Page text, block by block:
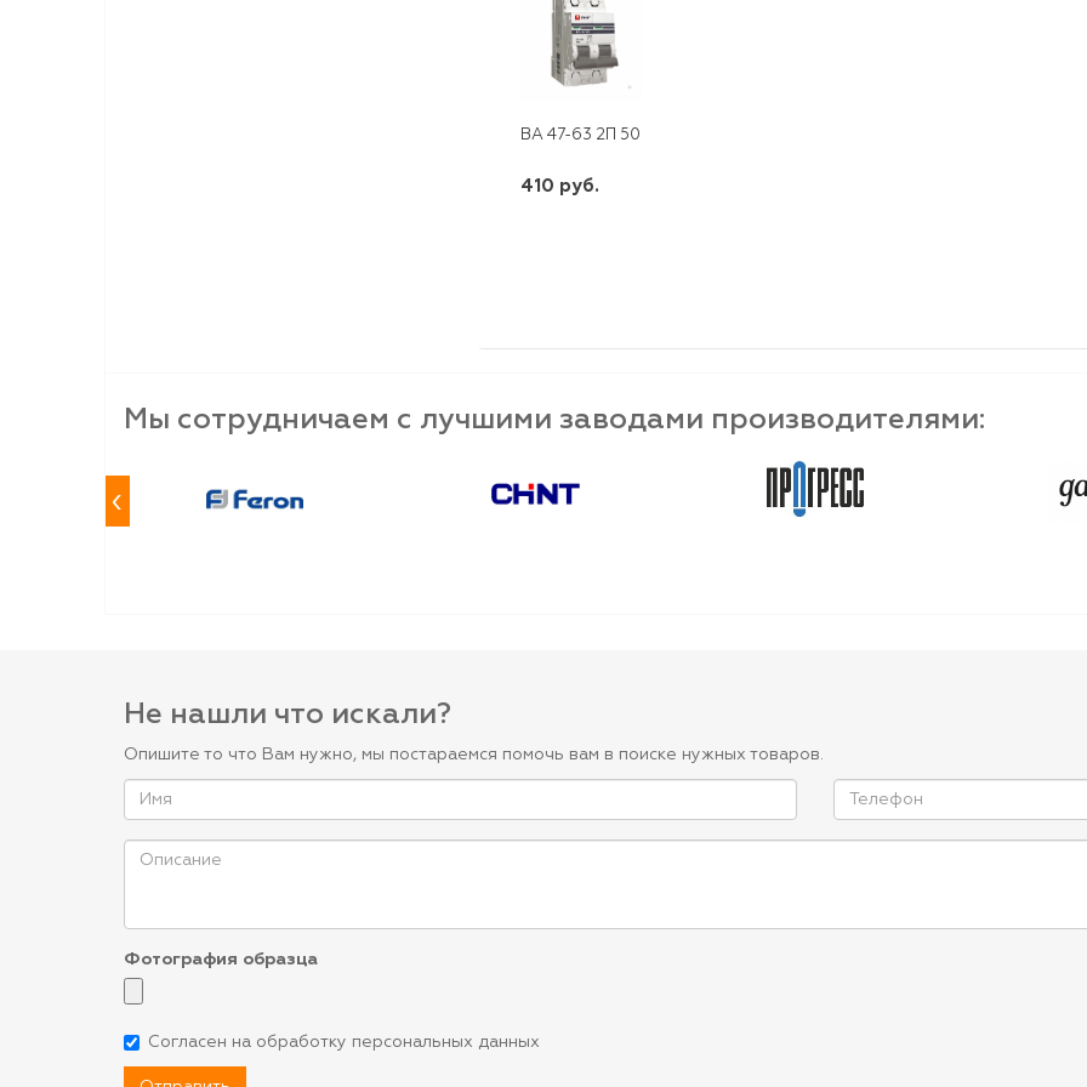
ВА 47-63 2П 50 А "С" PROXIMA EKF
410 руб.
Мы сотрудничаем с лучшими заводами производителями:
‹
Не нашли что искали?
Опишите то что Вам нужно, мы постараемся помочь вам в поиске нужных товаров.
Фотография образца
Согласен на обработку персональных данных